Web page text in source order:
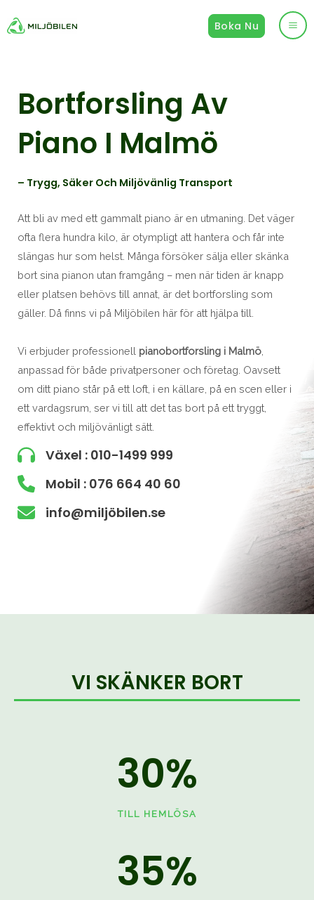
till
Boka Nu
Bortforsling Av
Piano I Malmö
– Trygg, Säker Och Miljövänlig Transport
Att bli av med ett gammalt piano är en utmaning. Det väger
ofta flera hundra kilo, är otympligt att hantera och får inte
slängas hur som helst. Många försöker sälja eller skänka
bort sina pianon utan framgång – men när tiden är knapp
eller platsen behövs till annat, är det bortforsling som
gäller. Då finns vi på Miljöbilen här för att hjälpa till.
Vi erbjuder professionell pianobortforsling i Malmö
anpassad för både privatpersoner och företag. Oavsett
om ditt piano står på ett loft, i en källare, på en scen eller i
ett vardagsrum, ser vi till att det tas bort på ett tryggt,
effektivt och miljövänligt sätt.
Växel : 010-1499 999
Mobil : 076 664 40 60
info@miljöbilen.se
VI SKÄNKER BORT
30%
TILL HEMLÖSA
35%